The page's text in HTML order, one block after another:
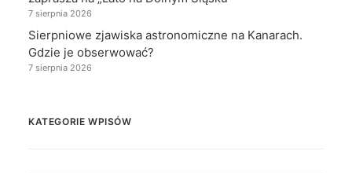
7 sierpnia 2026
Sierpniowe zjawiska astronomiczne na Kanarach.
Gdzie je obserwować?
7 sierpnia 2026
KATEGORIE WPISÓW